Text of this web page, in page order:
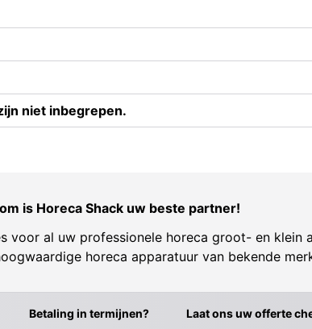
niet inbegrepen.
is Horeca Shack uw beste partner!
voor al uw professionele horeca groot- en klein
horeca apparatuur van bekende
Betaling in termijnen? Laat ons uw offerte